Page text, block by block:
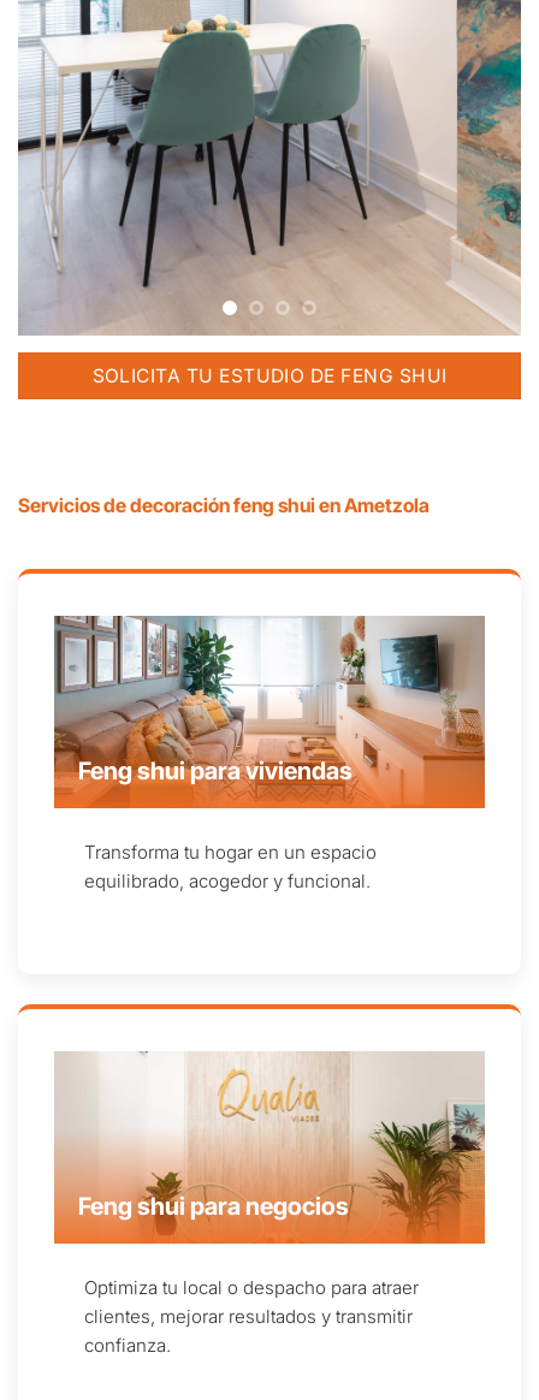
SOLICITA TU ESTUDIO DE FENG SHUI
Servicios de decoración feng shui en Ametzola
Feng shui para viviendas
Transforma tu hogar en un espacio
equilibrado, acogedor y funcional.
Feng shui para negocios
Optimiza tu local o despacho para atraer
clientes, mejorar resultados y transmitir
confianza.